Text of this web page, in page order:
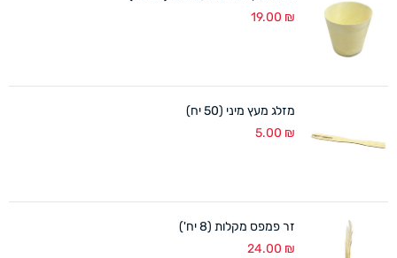
19.00 ₪
מזלג מעץ מיני (50 יח)
5.00 ₪
זר פמפס מקלות (8 יח')
24.00 ₪